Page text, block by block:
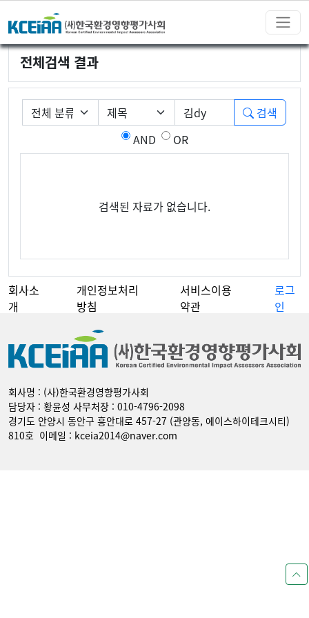
전체검색 결과
게시판 그룹선택
검색조건
검색어 필수
검색
AND
OR
검색된 자료가 없습니다.
회사소
개
개인정보처리
방침
서비스이용
약관
로그
인
회사명 : (사)한국환경영향평가사회
담당자 : 황윤성 사무처장 : 010-4796-2098
경기도 안양시 동안구 흥안대로 457-27 (관양동, 에이스하이테크시티)
810호 이메일 : kceia2014@naver.com